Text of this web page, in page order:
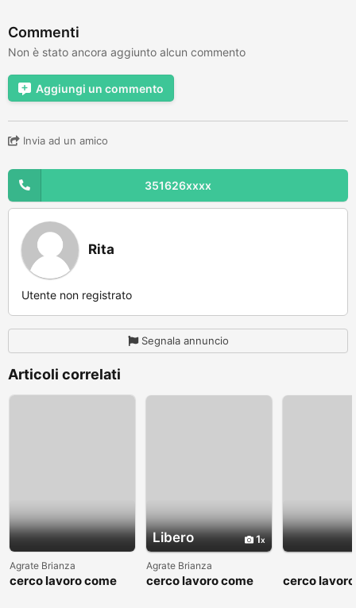
Commenti
Non è stato ancora aggiunto alcun commento
Aggiungi un commento
Invia ad un amico
351626xxxx
Rita
Utente non registrato
Segnala annuncio
Articoli correlati
Agrate Brianza
cerco lavoro come
Libero 1
Agrate Brianza
cerco lavoro come
cerco